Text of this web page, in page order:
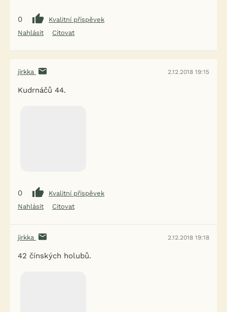
0
Kvalitní příspěvek
Nahlásit
Citovat
jirkka 2.12.2018 19:15
Kudrnáčů 44.
0
Kvalitní příspěvek
Nahlásit
Citovat
jirkka 2.12.2018 19:18
42 čínských holubů.